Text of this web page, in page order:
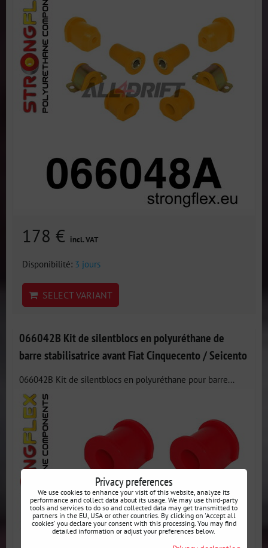
178 € incl. VAT
Disponibilité: 3 jours
SELECT VARIANT
066042B Kit de silentblocs en polyuréthane de
barre stabilisatrice avant Fiat Cinquecento / Seicento
066042B Kit de silentblocs en polyuréthane pour barre...
Privacy preferences
We use cookies to enhance your visit of this website, analyze its
performance and collect data about its usage. We may use third-party
tools and services to do so and collected data may get transmitted to
partners in the EU, USA or other countries. By clicking on 'Accept all
cookies' you declare your consent with this processing. You may find
detailed information or adjust your preferences below.